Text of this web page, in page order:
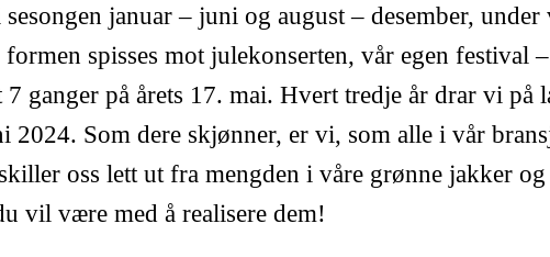
januar – juni og august – desember,
spisses mot julekonserten, vår egen festival
på årets 17. mai. Hvert tredje år drar vi på
Som dere skjønner, er vi, som alle i vår
oss lett ut fra mengden i våre grønne jakker
vil være med å realisere dem!